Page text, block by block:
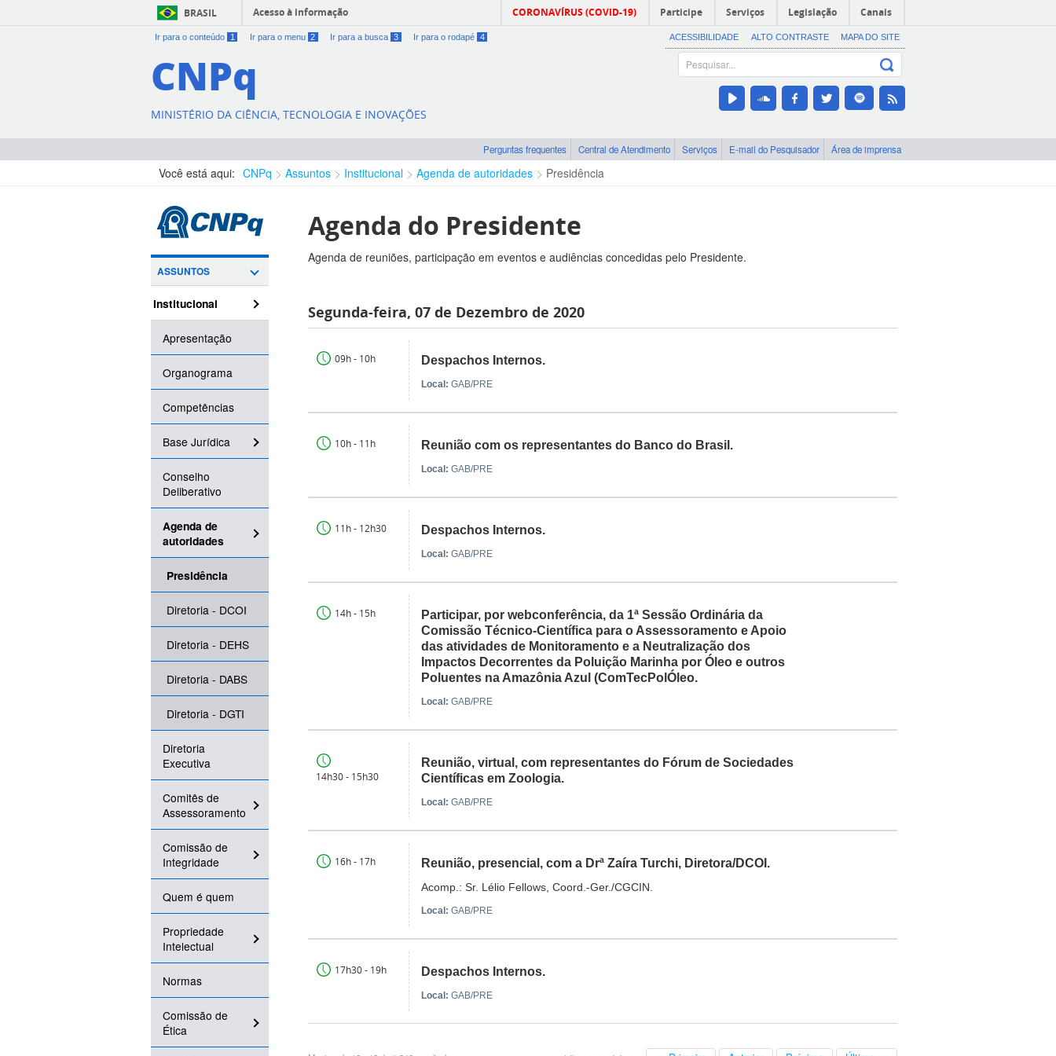
BRASIL Acesso à informação CORONAVÍRUS (COVID-19) Participe Serviços Legislação Canais
Ir para o conteúdo 1 Ir para o menu 2 Ir para a busca 3 Ir para o rodapé 4 ACESSIBILIDADE ALTO CONTRASTE MAPA DO SITE
CNPq
MINISTÉRIO DA CIÊNCIA, TECNOLOGIA E INOVAÇÕES
Perguntas frequentes Central de Atendimento Serviços E-mail do Pesquisador Área de imprensa
Você está aqui: CNPq Assuntos Institucional Agenda de autoridades Presidência
ASSUNTOS
Institucional
Apresentação
Organograma
Competências
Base Jurídica
Conselho
Deliberativo
Agenda de
autoridades
Presidência
Diretoria - DCOI
Diretoria - DEHS
Diretoria - DABS
Diretoria - DGTI
Diretoria
Executiva
Comitês de
Assessoramento
Comissão de
Integridade
Quem é quem
Propriedade
Intelectual
Normas
Comissão de
Ética
Agenda do Presidente
Agenda de reuniões, participação em eventos e audiências concedidas pelo Presidente.
Segunda-feira, 07 de Dezembro de 2020
09h - 10h Despachos Internos.
Local:GAB/PRE
10h - 11h Reunião com os representantes do Banco do Brasil.
Local:GAB/PRE
11h - 12h30 Despachos Internos.
Local:GAB/PRE
14h - 15h
Participar, por webconferência, da 1ª Sessão Ordinária da
Comissão Técnico-Científica para o Assessoramento e Apoio
das atividades de Monitoramento e a Neutralização dos
Impactos Decorrentes da Poluição Marinha por Óleo e outros
Poluentes na Amazônia Azul (ComTecPolÓleo.
Local:GAB/PRE
14h30 - 15h30
Reunião, virtual, com representantes do Fórum de Sociedades
Científicas em Zoologia.
Local:GAB/PRE
16h - 17h Reunião, presencial, com a Drª Zaíra Turchi, Diretora/DCOI.
Acomp.: Sr. Lélio Fellows, Coord.-Ger./CGCIN.
Local:GAB/PRE
17h30 - 19h Despachos Internos.
Local:GAB/PRE